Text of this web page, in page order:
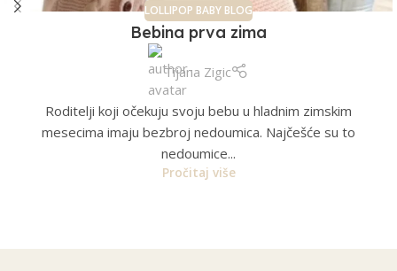
LOLLIPOP BABY BLOG
Bebina prva zima
Tijana Zigic
Roditelji koji očekuju svoju bebu u hladnim zimskim
mesecima imaju bezbroj nedoumica. Najčešće su to
nedoumice...
Pročitaj više